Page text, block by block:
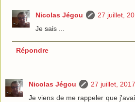
Nicolas Jégou
27 juillet,
Je sais ...
Répondre
Nicolas Jégou
27 juillet,
Je viens de me rappeler que